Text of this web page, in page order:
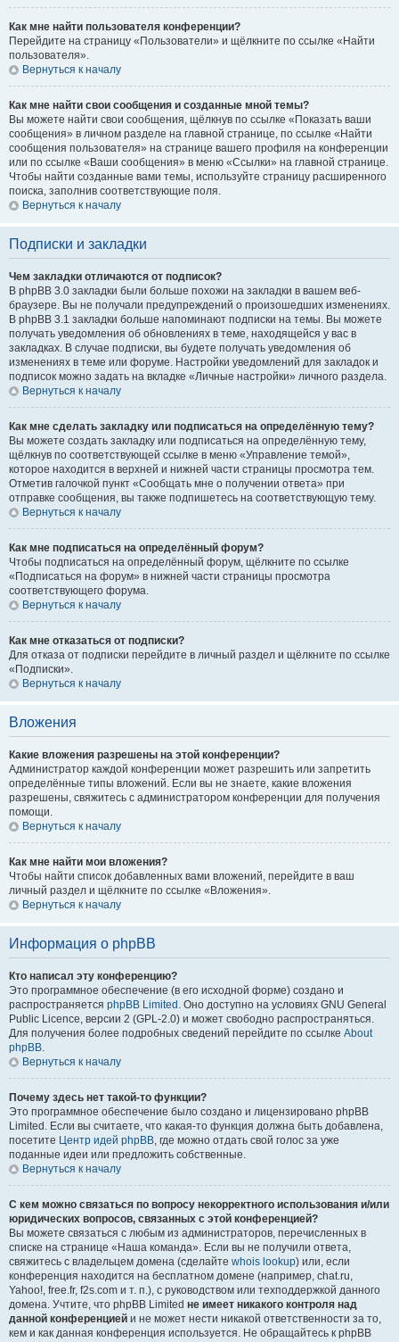
Как мне найти пользователя конференции?
Перейдите на страницу «Пользователи» и щёлкните по ссылке «Найти
пользователя».
Вернуться к началу
Как мне найти свои сообщения и созданные мной темы?
Вы можете найти свои сообщения, щёлкнув по ссылке «Показать ваши
сообщения» в личном разделе на главной странице, по ссылке «Найти
сообщения пользователя» на странице вашего профиля на конференции
или по ссылке «Ваши сообщения» в меню «Ссылки» на главной странице.
Чтобы найти созданные вами темы, используйте страницу расширенного
поиска, заполнив соответствующие поля.
Вернуться к началу
Подписки и закладки
Чем закладки отличаются от подписок?
В phpBB 3.0 закладки были больше похожи на закладки в вашем веб-
браузере. Вы не получали предупреждений о произошедших изменениях.
В phpBB 3.1 закладки больше напоминают подписки на темы. Вы можете
получать уведомления об обновлениях в теме, находящейся у вас в
закладках. В случае подписки, вы будете получать уведомления об
изменениях в теме или форуме. Настройки уведомлений для закладок и
подписок можно задать на вкладке «Личные настройки» личного раздела.
Вернуться к началу
Как мне сделать закладку или подписаться на определённую тему?
Вы можете создать закладку или подписаться на определённую тему,
щёлкнув по соответствующей ссылке в меню «Управление темой»,
которое находится в верхней и нижней части страницы просмотра тем.
Отметив галочкой пункт «Сообщать мне о получении ответа» при
отправке сообщения, вы также подпишетесь на соответствующую тему.
Вернуться к началу
Как мне подписаться на определённый форум?
Чтобы подписаться на определённый форум, щёлкните по ссылке
«Подписаться на форум» в нижней части страницы просмотра
соответствующего форума.
Вернуться к началу
Как мне отказаться от подписки?
Для отказа от подписки перейдите в личный раздел и щёлкните по ссылке
«Подписки».
Вернуться к началу
Вложения
Какие вложения разрешены на этой конференции?
Администратор каждой конференции может разрешить или запретить
определённые типы вложений. Если вы не знаете, какие вложения
разрешены, свяжитесь с администратором конференции для получения
помощи.
Вернуться к началу
Как мне найти мои вложения?
Чтобы найти список добавленных вами вложений, перейдите в ваш
личный раздел и щёлкните по ссылке «Вложения».
Вернуться к началу
Информация о phpBB
Кто написал эту конференцию?
Это программное обеспечение (в его исходной форме) создано и
распространяется phpBB Limited . Оно доступно на условиях GNU General
Public Licence, версии 2 (GPL-2.0) и может свободно распространяться.
Для получения более подробных сведений перейдите по ссылке About
phpBB.
Вернуться к началу
Почему здесь нет такой-то функции?
Это программное обеспечение было создано и лицензировано phpBB
Limited. Если вы считаете, что какая-то функция должна быть добавлена,
посетите Центр идей phpBB, где можно отдать свой голос за уже
поданные идеи или предложить собственные.
Вернуться к началу
С кем можно связаться по вопросу некорректного использования и/или
юридических вопросов, связанных с этой конференцией?
Вы можете связаться с любым из администраторов, перечисленных в
списке на странице «Наша команда». Если вы не получили ответа,
свяжитесь с владельцем домена (сделайте whois lookup) или, если
конференция находится на бесплатном домене (например, chat.ru,
Yahoo!, free.fr, f2s.com и т. п.), с руководством или техподдержкой данного
домена. Учтите, что phpBB Limited не имеет никакого контроля над
данной конференцией и не может нести никакой ответственности за то,
кем и как данная конференция используется. Не обращайтесь к phpBB